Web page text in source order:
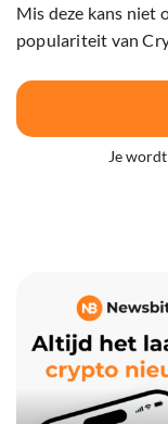
Mis deze kans niet
populariteit van
Je